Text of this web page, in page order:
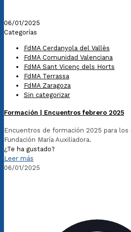
06/01/2025
Categorías
FdMA Cerdanyola del Vallès
FdMA Comunidad Valenciana
FdMA Sant Vicenç dels Horts
FdMA Terrassa
FdMA Zaragoza
Sin categorizar
Formación | Encuentros febrero 2025
Encuentros de formación 2025 para
Fundación María Auxiliadora.
¿Te ha gustado?
Leer más
06/01/2025